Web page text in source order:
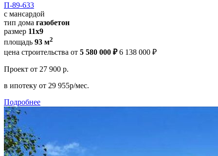
П-89-633
с мансардой
тип дома газобетон
размер 11x9
площадь 93 м2
цена строительства от 5 580 000 ₽ 6 138 000 ₽
Проект от 27 900 р.
в ипотеку от 29 955р/мес.
Подробнее